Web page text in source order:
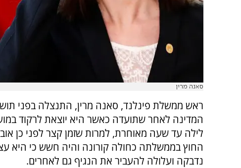
סאנה מרין
ראש ממשלת פינלנד, סאנה מרין, התנצלה בפני
המדינה לאחר שתועדה כאשר היא יוצאת לרקוד
לילה עד שעה מאוחרת, למרות שזמן קצר לפני כן
החוץ בממשלתה כחולה קורונה והיה חשש כי היא
נדבקה ועלולה להעביר את הנגיף גם לאחרים.